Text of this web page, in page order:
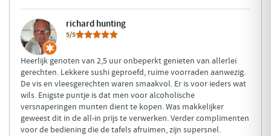
richard hunting
5/5
Heerlijk genoten van 2,5 uur onbeperkt genieten van allerlei
gerechten. Lekkere sushi geproefd, ruime voorraden aanwezig.
De vis en vleesgerechten waren smaakvol. Er is voor ieders wat
wils. Enigste puntje is dat men voor alcoholische
versnaperingen munten dient te kopen. Was makkelijker
geweest dit in de all-in prijs te verwerken. Verder complimenten
voor de bediening die de tafels afruimen, zijn supersnel.